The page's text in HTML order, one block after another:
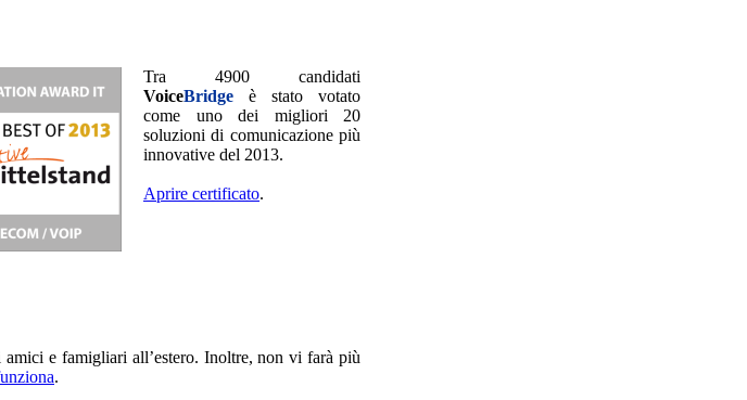
Tra 4900 candidati
VoiceBridge è stato votato
come uno dei migliori 20
soluzioni di comunicazione più
innovative del 2013.
Aprire certificato.
e famigliari all’estero. Inoltre, non vi farà più
.